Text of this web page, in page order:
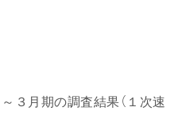
３月期の調査結果（１次速